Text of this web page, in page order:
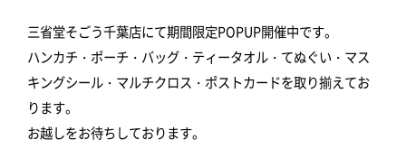
三省堂そごう千葉店にて期間限定POPUP開催中です。
ハンカチ・ポーチ・バッグ・ティータオル・てぬぐい・マス
キングシール・マルチクロス・ポストカードを取り揃えてお
ります。
お越しをお待ちしております。